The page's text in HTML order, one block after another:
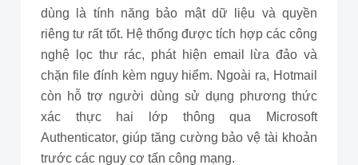
dùng là tính năng bảo mật dữ liệu và quyền
riêng tư rất tốt. Hệ thống được tích hợp các công
nghệ lọc thư rác, phát hiện email lừa đảo và
chặn file đính kèm nguy hiểm. Ngoài ra, Hotmail
còn hỗ trợ người dùng sử dụng phương thức
xác thực hai lớp thông qua Microsoft
Authenticator, giúp tăng cường bảo vệ tài khoản
trước các nguy cơ tấn công mạng.